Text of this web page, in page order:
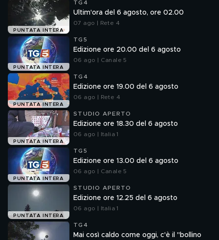
PUNTATA INTERA
TG4
Ultim'ora del 6 agosto, ore 02.00
07 ago | Rete 4
PUNTATA INTERA
TG5
Edizione ore 20.00 del 6 agosto
06 ago | Canale 5
PUNTATA INTERA
TG4
Edizione ore 19.00 del 6 agosto
06 ago | Rete 4
PUNTATA INTERA
STUDIO APERTO
Edizione ore 18.30 del 6 agosto
06 ago | Italia 1
PUNTATA INTERA
TG5
Edizione ore 13.00 del 6 agosto
06 ago | Canale 5
PUNTATA INTERA
STUDIO APERTO
Edizione ore 12.25 del 6 agosto
06 ago | Italia 1
TG4
Mai così caldo come oggi, c'è il "bollino